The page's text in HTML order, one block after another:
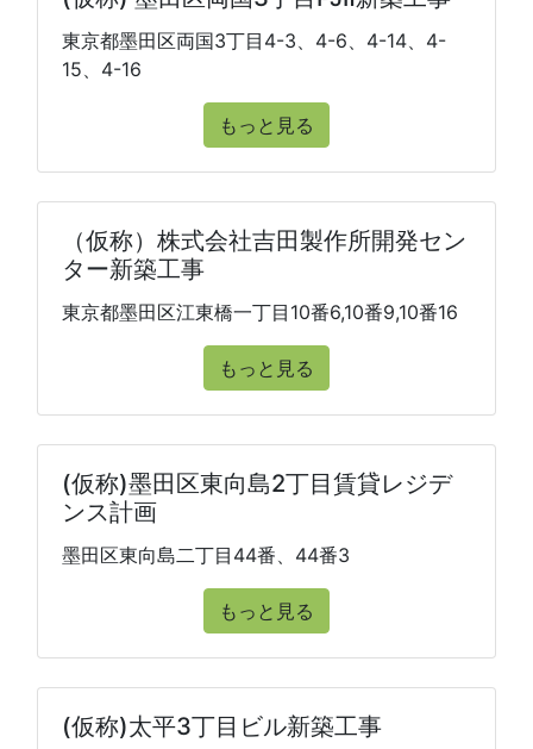
東京都墨田区両国3丁目4-3、4-6、4-14、4-
15、4-16
もっと見る
（仮称）株式会社吉田製作所開発セン
ター新築工事
東京都墨田区江東橋一丁目10番6,10番9,10番16
もっと見る
(仮称)墨田区東向島2丁目賃貸レジデ
ンス計画
墨田区東向島二丁目44番、44番3
もっと見る
(仮称)太平3丁目ビル新築工事